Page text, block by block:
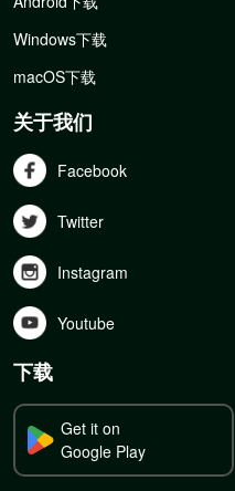
Windows下载
macOS下载
关于我们
Facebook
Twitter
Instagram
Youtube
下载
Get it on
Google Play